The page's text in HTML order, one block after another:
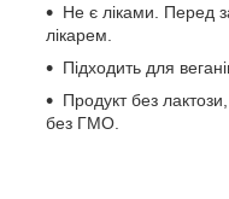
Не є ліками. Перед
лікарем.
Підходить для
Продукт без лактози,
без ГМО.